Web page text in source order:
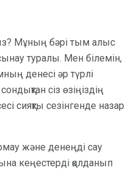
Мұның бәрі тым алыс
туралы. Мен білемін,
денесі әр түрлі
сіз өзіңіздің
сияқты сезінгенде назар
және денеңді сау
кеңестерді қолданып